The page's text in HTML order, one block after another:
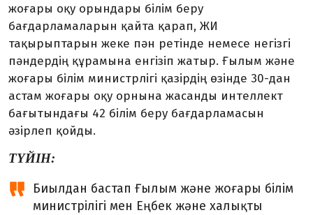
жоғары оқу орындары білім беру
бағдарламаларын қайта қарап, ЖИ
тақырыптарын жеке пән ретінде немесе негізгі
пән­дердің құрамына енгізіп жатыр. Ғылым және
жоғары білім ми­нистрлігі қазірдің өзінде 30-дан
астам жоғары оқу орнына жасанды интеллект
бағытындағы 42 білім беру бағдарламасын
әзірлеп қойды.
ТҮЙІН:
Биылдан бастап Ғылым және жоғары білім
министрілігі мен Еңбек және халықты